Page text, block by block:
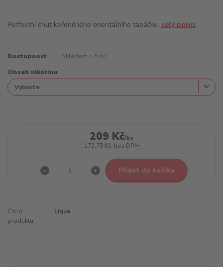
Perfektní chuť kořeněného orientálního tabáčku. celý popis
Dostupnost Skladem > 5 ks
Obsah nikotinu
209 Kč/ks
172,73 Kč bez DPH
Přidat do košíku
Číslo
produktu:
Liqua